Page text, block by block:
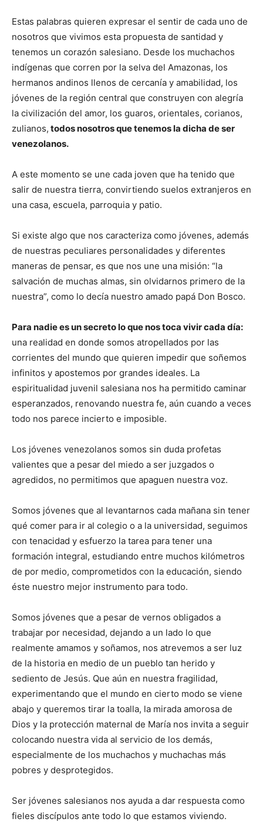
Estas palabras quieren expresar el sentir de cada uno de
nosotros que vivimos esta propuesta de santidad y
tenemos un corazón salesiano. Desde los muchachos
indígenas que corren por la selva del Amazonas, los
hermanos andinos llenos de cercanía y amabilidad, los
jóvenes de la región central que construyen con alegría
la civilización del amor, los guaros, orientales, corianos,
zulianos, todos nosotros que tenemos la dicha de ser
venezolanos.
A este momento se une cada joven que ha tenido que
salir de nuestra tierra, convirtiendo suelos extranjeros en
una casa, escuela, parroquia y patio.
Si existe algo que nos caracteriza como jóvenes, además
de nuestras peculiares personalidades y diferentes
maneras de pensar, es que nos une una misión: “la
salvación de muchas almas, sin olvidarnos primero de la
nuestra”, como lo decía nuestro amado papá Don Bosco.
Para nadie es un secreto lo que nos toca vivir cada día:
una realidad en donde somos atropellados por las
corrientes del mundo que quieren impedir que soñemos
infinitos y apostemos por grandes ideales. La
espiritualidad juvenil salesiana nos ha permitido caminar
esperanzados, renovando nuestra fe, aún cuando a veces
todo nos parece incierto e imposible.
Los jóvenes venezolanos somos sin duda profetas
valientes que a pesar del miedo a ser juzgados o
agredidos, no permitimos que apaguen nuestra voz.
Somos jóvenes que al levantarnos cada mañana sin tener
qué comer para ir al colegio o a la universidad, seguimos
con tenacidad y esfuerzo la tarea para tener una
formación integral, estudiando entre muchos kilómetros
de por medio, comprometidos con la educación, siendo
éste nuestro mejor instrumento para todo.
Somos jóvenes que a pesar de vernos obligados a
trabajar por necesidad, dejando a un lado lo que
realmente amamos y soñamos, nos atrevemos a ser luz
de la historia en medio de un pueblo tan herido y
sediento de Jesús. Que aún en nuestra fragilidad,
experimentando que el mundo en cierto modo se viene
abajo y queremos tirar la toalla, la mirada amorosa de
Dios y la protección maternal de María nos invita a seguir
colocando nuestra vida al servicio de los demás,
especialmente de los muchachos y muchachas más
pobres y desprotegidos.
Ser jóvenes salesianos nos ayuda a dar respuesta como
fieles discípulos ante todo lo que estamos viviendo.